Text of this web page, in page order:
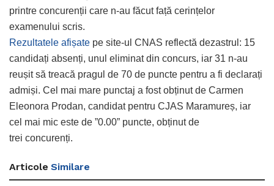
printre concurenții care n-au făcut față cerințelor
examenului scris.
Rezultatele afișate pe site-ul CNAS reflectă dezastrul: 15
candidați absenți, unul eliminat din concurs, iar 31 n-au
reușit să treacă pragul de 70 de puncte pentru a fi declarați
admiși. Cel mai mare punctaj a fost obținut de Carmen
Eleonora Prodan, candidat pentru CJAS Maramureș, iar
cel mai mic este de ”0.00” puncte, obținut de
trei concurenți.
Articole Similare